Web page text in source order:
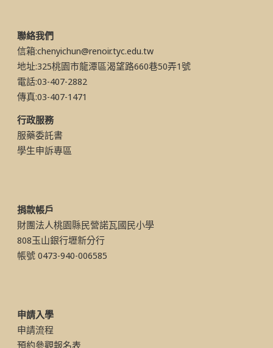
聯絡我們
信箱:chenyichun@renoir.tyc.edu.tw
地址:325桃園市龍潭區渴望路660巷50弄1號
電話:03-407-2882
傳真:03-407-1471
行政服務
服藥委託書
學生申訴專區
捐款帳戶
財團法人桃園縣民營諾瓦國民小學
808玉山銀行壢新分行
帳號 0473-940-006585
申請入學
申請流程
預約參觀報名表